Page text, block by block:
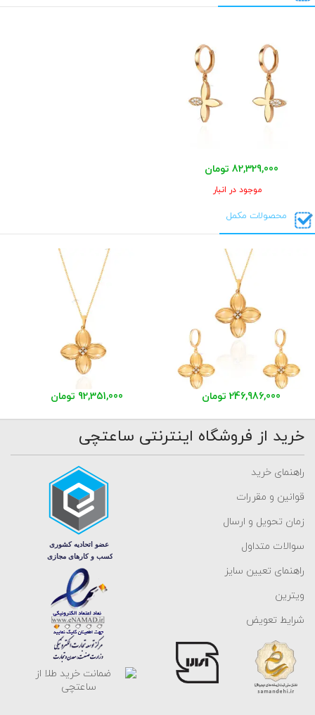
82,329,000 تومان
موجود در انبار
محصولات مکمل
246,986,000 تومان 92,351,000 تومان
خرید از فروشگاه اینترنتی ساعتچی
راهنمای خرید
قوانین و مقررات
زمان تحویل و ارسال
سوالات متداول
راهنمای تعیین سایز
ویترین
شرایط تعویض